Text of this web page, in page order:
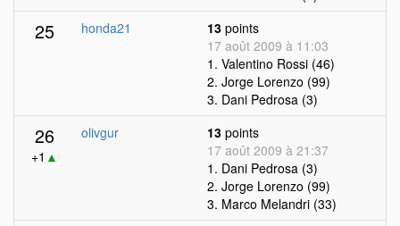
25 honda21 13 points
17 août 2009 à 11:03
1. Valentino Rossi (46)
2. Jorge Lorenzo (99)
3. Dani Pedrosa (3)
26
+1 ▲
olivgur 13 points
17 août 2009 à 21:37
1. Dani Pedrosa (3)
2. Jorge Lorenzo (99)
3. Marco Melandri (33)